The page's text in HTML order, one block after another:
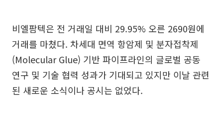
비엘팜텍은 전 거래일 대비 29.95% 오른 2690원에
거래를 마쳤다. 차세대 면역 항암제 및 분자접착제
(Molecular Glue) 기반 파이프라인의 글로벌 공동
연구 및 기술 협력 성과가 기대되고 있지만 이날 관련
된 새로운 소식이나 공시는 없었다.